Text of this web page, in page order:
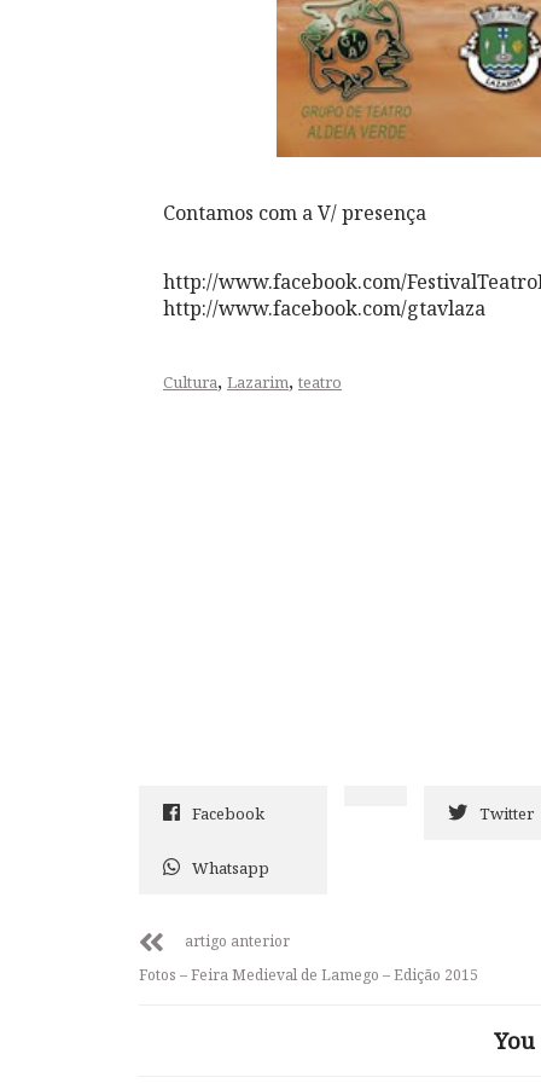
Contamos com a V/ presença
http://www.facebook.com/
http://www.facebook.com/gtavlaza
Cultura, Lazarim, teatro
Facebook Twitter
Whatsapp
artigo anterior
Fotos – Feira Medieval de Lamego – Edição 2015